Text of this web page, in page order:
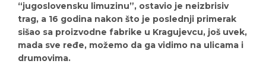
“jugoslovensku limuzinu”, ostavio je neizbrisiv
trag, a 16 godina nakon što je poslednji primerak
sišao sa proizvodne fabrike u Kragujevcu, još uvek,
mada sve ređe, možemo da ga vidimo na ulicama i
drumovima.